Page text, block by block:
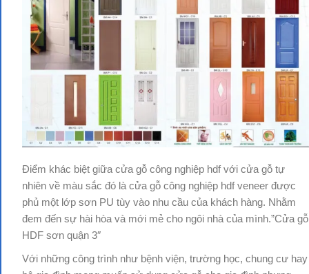
Điểm khác biệt giữa cửa gỗ công nghiệp hdf với cửa gỗ tự
nhiên về màu sắc đó là cửa gỗ công nghiệp hdf veneer được
phủ một lớp sơn PU tùy vào nhu cầu của khách hàng. Nhằm
đem đến sự hài hòa và mới mẻ cho ngôi nhà của mình.”Cửa gỗ
HDF sơn quận 3″
Với những công trình như bệnh viện, trường học, chung cư hay